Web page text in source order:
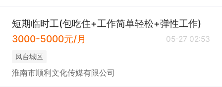
短期临时工(包吃住+工作简单轻松+弹性工作)
3000-5000元/月
05-27 02:53
凤台城区
淮南市顺利文化传媒有限公司